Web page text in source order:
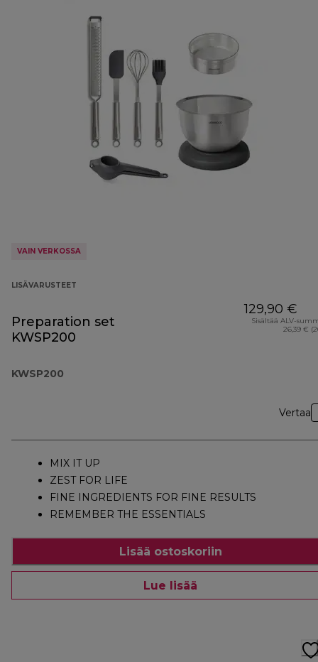
VAIN VERKOSSA
LISÄVARUSTEET
Preparation set
KWSP200
KWSP200
129,90 €
Sisältää ALV-
26,39 €
Vertaa
MIX IT UP
ZEST FOR LIFE
FINE INGREDIENTS FOR FINE RESULTS
REMEMBER THE ESSENTIALS
Lisää ostoskoriin
Lue lisää